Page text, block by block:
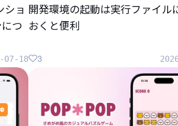
ショ
つ
07-18
開発環境の起動は実行ファイル
おくと便利
3